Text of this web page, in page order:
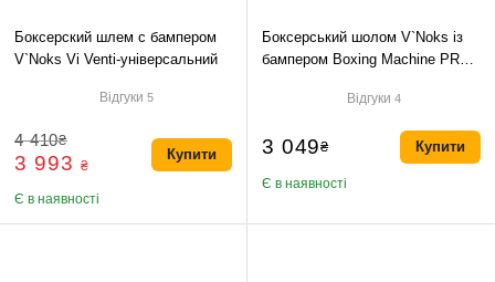
OK
Боксерский шлем с бампером
V`Noks Vi Venti-універсальний
Відгуки5
4 410₴
3 993 ₴
Є в наявності
Купити
Боксерський шолом V`Noks із
бампером Boxing Machine PRO
Відгуки4
3 049₴
Є в наявності
Купити